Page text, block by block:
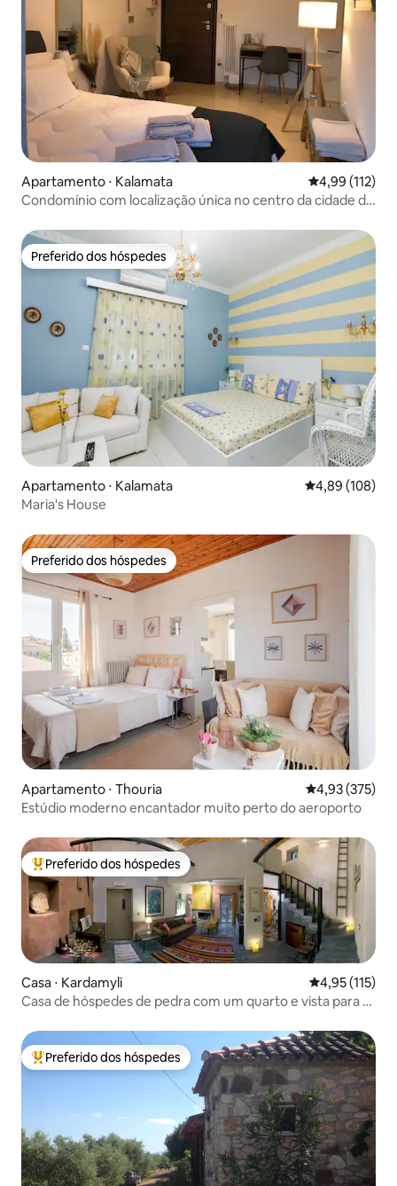
Apartamento ⋅ Kalamata 4,99 de uma
4,99 (112)
Condomínio com localização única no centro da cidade de
Preferido dos hóspedes
Preferido dos hóspedes
Apartamento ⋅ Kalamata 4,89 de uma
4,89 (108)
Maria's House
Preferido dos hóspedes
Preferido dos hóspedes
Apartamento ⋅ Thouria 4,93 de uma
4,93 (375)
Estúdio moderno encantador muito perto do aeroporto
Entre os melhores preferidos dos hóspedes
Preferido dos hóspedes
Casa ⋅ Kardamyli 4,95 de uma
4,95 (115)
Casa de hóspedes de pedra com um quarto e vista para a
Entre os melhores preferidos dos hóspedes
Preferido dos hóspedes